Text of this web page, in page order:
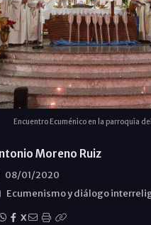
Encuentro Ecuménico en la parroquia
Moreno Ruiz
08/01/2020
Ecumenismo y diálogo
X